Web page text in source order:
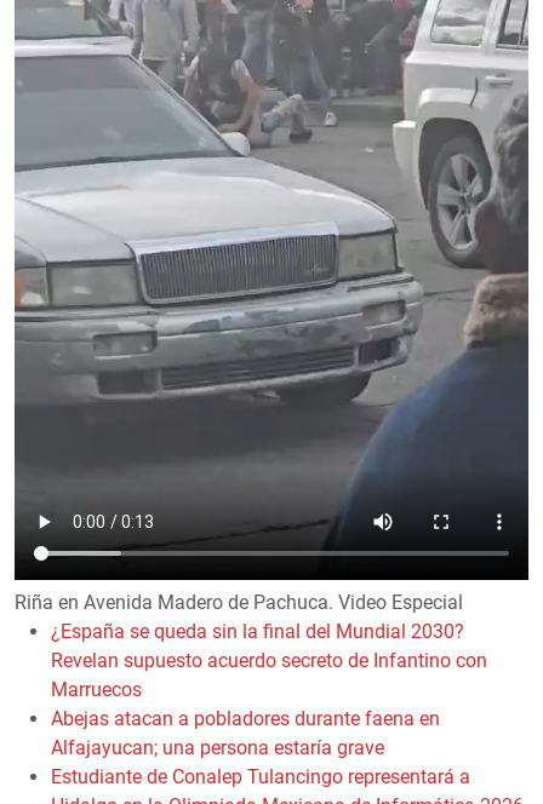
Riña en Avenida Madero de Pachuca. Video Especial
¿España se queda sin la final del Mundial 2030?
Revelan supuesto acuerdo secreto de Infantino con
Marruecos
Abejas atacan a pobladores durante faena en
Alfajayucan; una persona estaría grave
Estudiante de Conalep Tulancingo representará a